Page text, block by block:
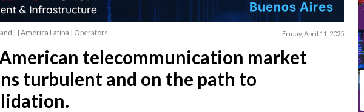
Friday, April 11, 2025
| | América Latina | Operators
telecommunication market
turbulent and on the path to